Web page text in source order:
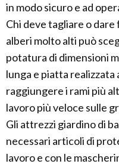
in modo sicuro e ad
Chi deve tagliare o dare
alberi molto alti può
potatura di dimensioni
lunga e piatta
raggiungere i rami più
lavoro più veloce sulle
Gli attrezzi giardino di
necessari articoli di
lavoro e con le